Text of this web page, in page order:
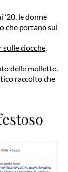
le donne
che portano sul
ciocche,
delle mollette.
raccolto che